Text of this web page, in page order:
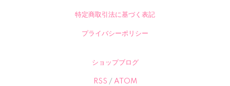
特定商取引法に基づく表記
プライバシーポリシー
ショップブログ
RSS / ATOM